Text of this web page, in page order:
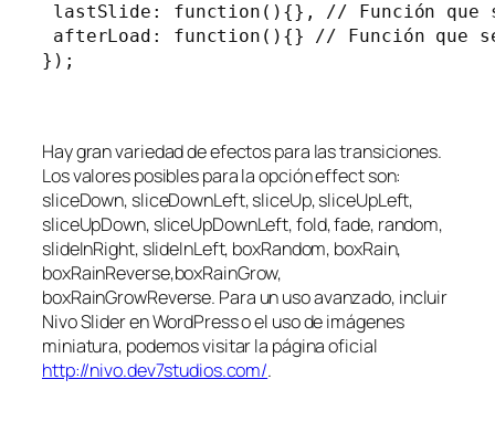
lastSlide: function(){}, // Función que
afterLoad: function(){} // Función que se
});
Hay gran variedad de efectos para las transiciones.
Los valores posibles para la opcióneffectson:
sliceDown, sliceDownLeft, sliceUp, sliceUpLeft,
sliceUpDown, sliceUpDownLeft, fold, fade, random,
slideInRight, slideInLeft, boxRandom, boxRain,
boxRainReverse,boxRainGrow,
boxRainGrowReverse. Para un uso avanzado, incluir
Nivo Slider en WordPress o el uso de imágenes
miniatura, podemos visitar la página oficial
http://nivo.dev7studios.com/.